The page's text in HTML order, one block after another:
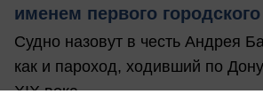
именем первого
Судно назовут в честь Андрея
как и пароход, ходивший по
XIX века